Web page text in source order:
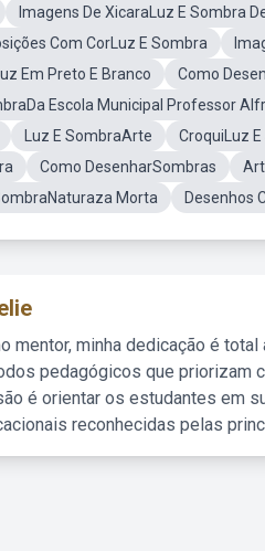
Imagens De XicaraLuz E Sombra
Com CorLuz E Sombra
Em Preto E Branco
Como
Escola Municipal Professor
Luz E SombraArte CroquiLuz
Como DesenharSombras
Morta
Desenhos
mentor, minha dedicação é
pedagógicos que priorizam
é orientar os estudantes em
reconhecidas pelas